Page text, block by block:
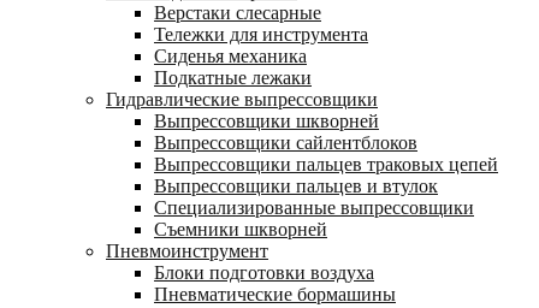
Верстаки слесарные
Тележки для инструмента
Сиденья механика
Подкатные лежаки
Гидравлические выпрессовщики
Выпрессовщики шкворней
Выпрессовщики сайлентблоков
Выпрессовщики пальцев траковых цепей
Выпрессовщики пальцев и втулок
Специализированные выпрессовщики
Cъемники шкворней
Пневмоинструмент
Блоки подготовки воздуха
Пневматические бормашины